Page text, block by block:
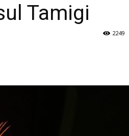
Tamigi
2249